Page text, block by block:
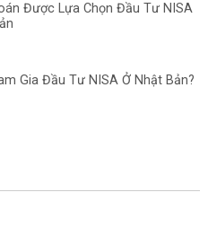
Được Lựa Chọn Đầu Tư NISA
Gia Đầu Tư NISA Ở Nhật Bản?